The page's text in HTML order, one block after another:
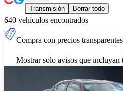
Transmisión Borrar todo
640 vehículos encontrados
Compra con precios
Mostrar solo avisos que incluyan